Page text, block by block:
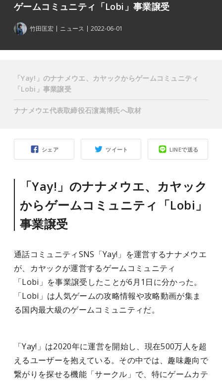
ゲームコミュニティ「Lobi」事業譲受
竹田匡宏 ニュース 2022-06-01
シェア ツイート LINEで送る
「Yay!」のナナメウエ、カヤック
からゲームコミュニティ「Lobi」
事業譲受
通話コミュニティSNS「Yay!」を運営するナナメウエ
が、カヤックが運営するゲームコミュニティ
「Lobi」を事業譲受したことが6月1日に分かった。
「Lobi」は人気ゲームの攻略情報や攻略動画が集ま
る国内最大級のゲームコミュニティだ。
「Yay!」は2020年に運営を開始し、現在500万人を超
えるユーザーを抱えている。その中では、趣味趣向で
繋がりを探せる機能「サークル」で、特にゲームカテ
「Yay!」のナナメウエ、カヤックからゲームコミュニティ
「Lobi」事業譲受
ナナメウエ代表取締役石濵嵩博氏へ取材